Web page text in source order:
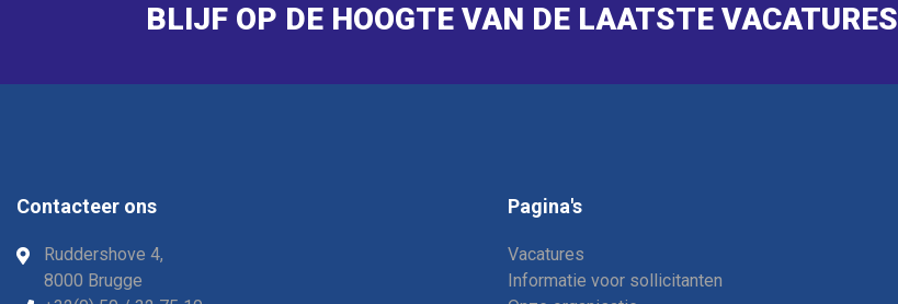
BLIJF OP DE HOOGTE VAN DE LAATSTE VACATURES
Contacteer ons
Ruddershove 4,
8000 Brugge
Pagina's
Vacatures
Informatie voor sollicitanten